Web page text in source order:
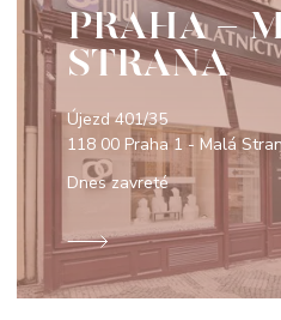
PRAHA -
STRANA
Újezd 401/35
118 00 Praha 1 - Malá
Dnes zavreté